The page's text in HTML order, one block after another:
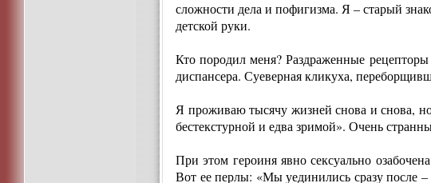
сложности дела и пофигизма. Я – старый
детской руки.
Кто породил меня? Раздраженные
диспансера. Суеверная кликуха,
Я проживаю тысячу жизней снова и снова, но
бестекстурной и едва зримой». Очень
При этом героиня явно сексуально
Вот ее перлы: «Мы уединились сразу после